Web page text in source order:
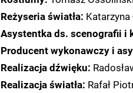
Reżyseria światła:
Asystentka ds. scenografii i
Producent wykonawczy i
Realizacja dźwięku:
Realizacja światła: Rafał